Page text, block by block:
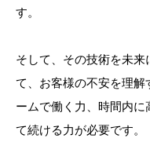
す。
そして、その技術を未来
て、お客様の不安を理解
ームで働く力、時間内
て続ける力が必要です。